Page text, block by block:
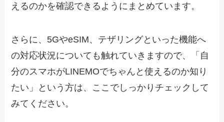
えるのかを確認できるようにまとめています。
さらに、5GやeSIM、テザリングといった機能へ
の対応状況についても触れていきますので、「自
分のスマホがLINEMOでちゃんと使えるのか知り
たい」という方は、ここでしっかりチェックして
みてください。